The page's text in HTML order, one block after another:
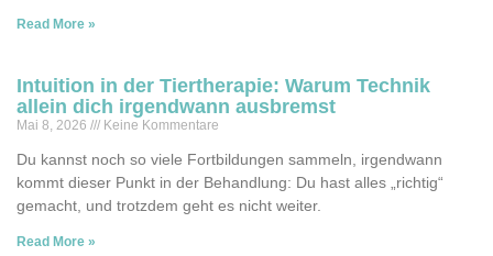
Read More »
Intuition in der Tiertherapie: Warum Technik
allein dich irgendwann ausbremst
Mai 8, 2026 Keine Kommentare
Du kannst noch so viele Fortbildungen sammeln, irgendwann
kommt dieser Punkt in der Behandlung: Du hast alles „richtig“
gemacht, und trotzdem geht es nicht weiter.
Read More »